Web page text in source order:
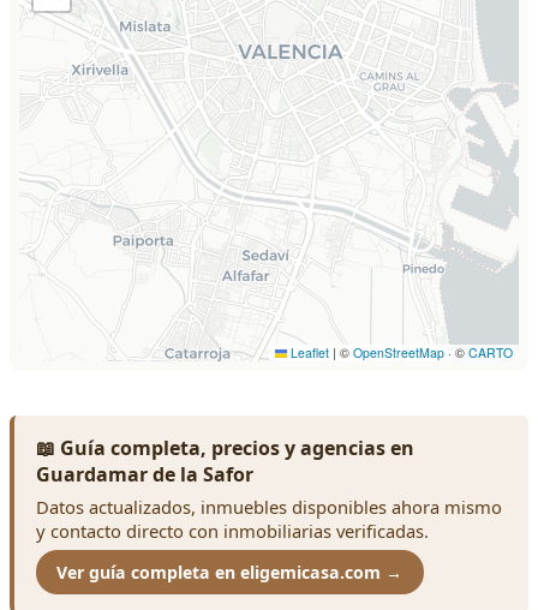
📖 Guía completa, precios y agencias en
Guardamar de la Safor
Datos actualizados, inmuebles disponibles ahora mismo
y contacto directo con inmobiliarias verificadas.
Ver guía completa en eligemicasa.com →